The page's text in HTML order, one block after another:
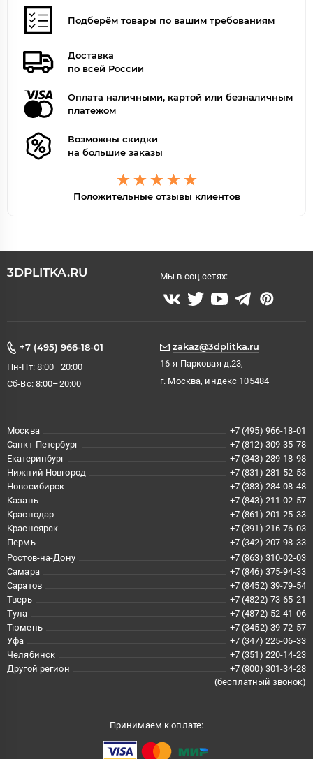
Подберём товары по вашим требованиям
Доставка
по всей России
Оплата наличными, картой или безналичным
платежом
Возможны скидки
на большие заказы
Положительные отзывы клиентов
3DPLITKA.RU Мы в соц.сетях:
+7 (495) 966-18-01
Пн-Пт: 8:00–20:00
Сб-Вс: 8:00–20:00
zakaz@3dplitka.ru
16-я Парковая д.23,
г. Москва, индекс 105484
Москва
+7 (495) 966-18-01
Санкт-Петербург
+7 (812) 309-35-78
Екатеринбург
+7 (343) 289-18-98
Нижний Новгород
+7 (831) 281-52-53
Новосибирск
+7 (383) 284-08-48
Казань
+7 (843) 211-02-57
Краснодар
+7 (861) 201-25-33
Красноярск
+7 (391) 216-76-03
Пермь
+7 (342) 207-98-33
Ростов-на-Дону
+7 (863) 310-02-03
Самара
+7 (846) 375-94-33
Саратов
+7 (8452) 39-79-54
Тверь
+7 (4822) 73-65-21
Тула
+7 (4872) 52-41-06
Тюмень
+7 (3452) 39-72-57
Уфа
+7 (347) 225-06-33
Челябинск
+7 (351) 220-14-23
Другой регион
+7 (800) 301-34-28
(бесплатный звонок)
Принимаем к оплате: